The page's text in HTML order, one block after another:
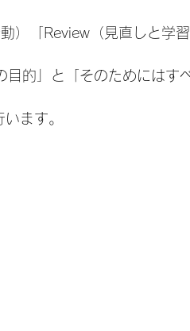
）「Review（見直しと学
的」と「そのためにはす
ます。